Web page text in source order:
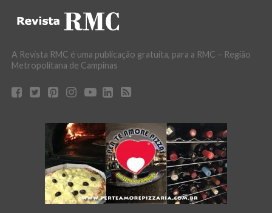
A Revista RMC é uma publicação gratuita, para a RMC – Região
Metropolitana de Campinas